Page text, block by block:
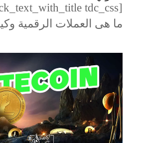
ما هى العملات الرقمية